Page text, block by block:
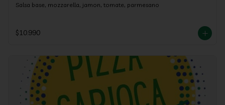
Salsa base, mozzarella, jamon, tomate, parmesano
$10.990